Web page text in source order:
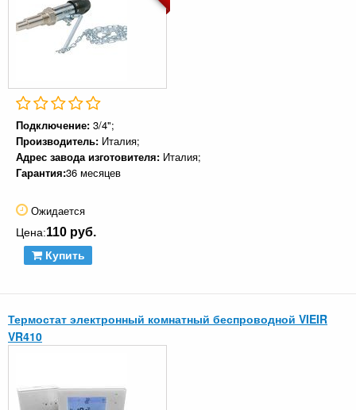
Подключение: 3/4";
Производитель: Италия;
Адрес завода изготовителя: Италия;
Гарантия:36 месяцев
Ожидается
Цена:110 руб.
Купить
Термостат электронный комнатный беспроводной VIEIR
VR410